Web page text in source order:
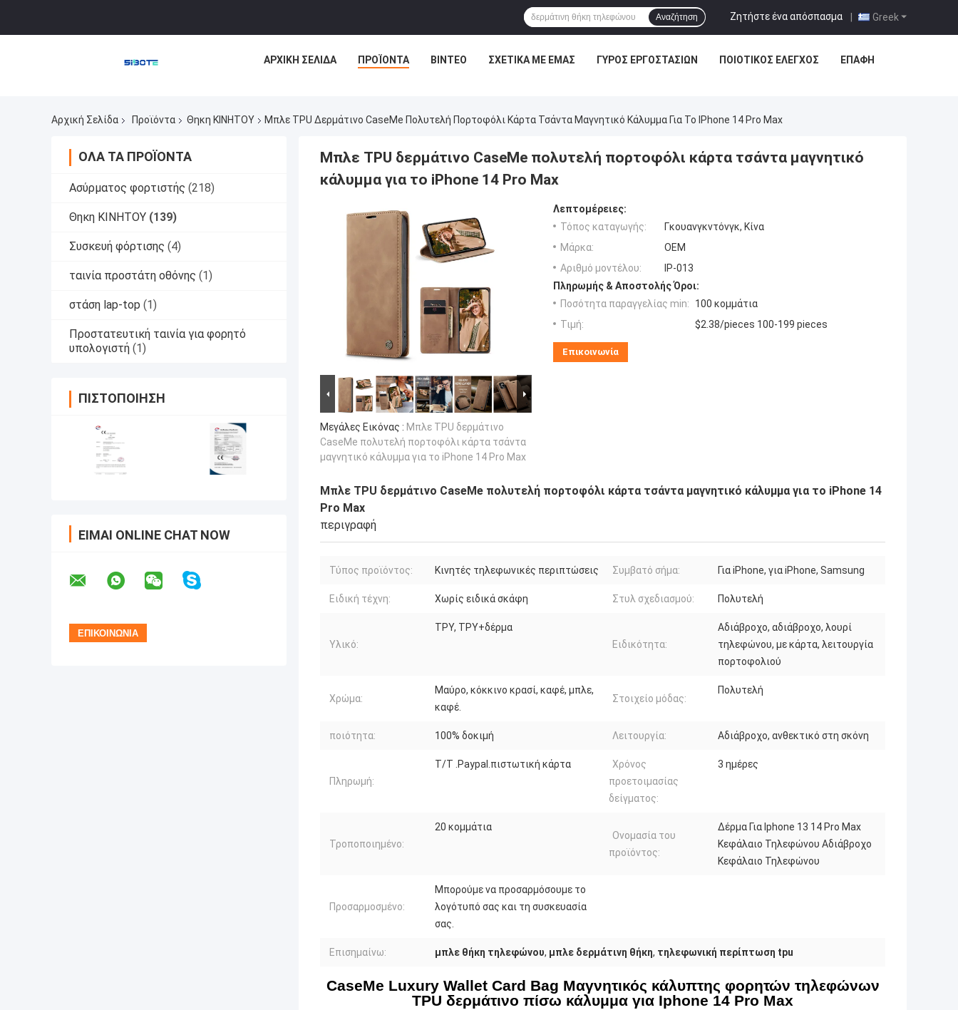
Greek
Ζητήστε ένα απόσπασμα |
Αναζήτηση
ΑΡΧΙΚΉ ΣΕΛΊΔΑ ΠΡΟΪΌΝΤΑ ΒΊΝΤΕΟ ΣΧΕΤΙΚΆ ΜΕ ΕΜΆΣ ΓΎΡΟΣ ΕΡΓΟΣΤΑΣΊΩΝ ΠΟΙΟΤΙΚΌΣ ΈΛΕΓΧΟΣ ΕΠΑΦΉ
Αρχική Σελίδα Προϊόντα Θηκη ΚΙΝΗΤΟΥ Μπλε TPU Δερμάτινο CaseMe Πολυτελή Πορτοφόλι Κάρτα Τσάντα Μαγνητικό Κάλυμμα Για Το IPhone 14 Pro Max
ΌΛΑ ΤΑ ΠΡΟΪΌΝΤΑ
Ασύρματος φορτιστής (218)
Θηκη ΚΙΝΗΤΟΥ (139)
Συσκευή φόρτισης (4)
ταινία προστάτη οθόνης (1)
στάση lap-top (1)
Προστατευτική ταινία για φορητό
υπολογιστή (1)
ΠΙΣΤΟΠΟΊΗΣΗ
ΕΊΜΑΙ ONLINE CHAT NOW
Μπλε TPU δερμάτινο CaseMe πολυτελή πορτοφόλι κάρτα τσάντα μαγνητικό
κάλυμμα για το iPhone 14 Pro Max
Μεγάλες Εικόνας : Μπλε TPU δερμάτινο
CaseMe πολυτελή πορτοφόλι κάρτα τσάντα
μαγνητικό κάλυμμα για το iPhone 14 Pro Max
Λεπτομέρειες:
Τόπος καταγωγής:
Γκουανγκντόνγκ, Κίνα
Μάρκα:
OEM
Αριθμό μοντέλου:
IP-013
Πληρωμής & Αποστολής Όροι:
Ποσότητα παραγγελίας min:
100 κομμάτια
Τιμή:
$2.38/pieces 100-199 pieces
Επικοινωνία
Μπλε TPU δερμάτινο CaseMe πολυτελή πορτοφόλι κάρτα τσάντα μαγνητικό κάλυμμα για το iPhone 14
Pro Max
περιγραφή
Τύπος προϊόντος: Κινητές τηλεφωνικές περιπτώσεις Συμβατό σήμα: Για iPhone, για iPhone, Samsung
Ειδική τέχνη: Χωρίς ειδικά σκάφη Στυλ σχεδιασμού: Πολυτελή
Υλικό:
ΤΡΥ, ΤΡΥ+δέρμα
Ειδικότητα:
Αδιάβροχο, αδιάβροχο, λουρί
τηλεφώνου, με κάρτα, λειτουργία
πορτοφολιού
Χρώμα:
Μαύρο, κόκκινο κρασί, καφέ, μπλε,
καφέ.
Στοιχείο μόδας:
Πολυτελή
ποιότητα: 100% δοκιμή Λειτουργία: Αδιάβροχο, ανθεκτικό στη σκόνη
Πληρωμή:
T/T .Paypal.πιστωτική κάρτα
Χρόνος
προετοιμασίας
δείγματος:
3 ημέρες
Τροποποιημένο:
20 κομμάτια
Ονομασία του
προϊόντος:
Δέρμα Για Iphone 13 14 Pro Max
Κεφάλαιο Τηλεφώνου Αδιάβροχο
Κεφάλαιο Τηλεφώνου
Προσαρμοσμένο:
Μπορούμε να προσαρμόσουμε το
λογότυπό σας και τη συσκευασία
σας.
Επισημαίνω: μπλε θήκη τηλεφώνου, μπλε δερμάτινη θήκη, τηλεφωνική περίπτωση tpu
CaseMe Luxury Wallet Card Bag Μαγνητικός κάλυπτης φορητών τηλεφώνων
TPU δερμάτινο πίσω κάλυμμα για Iphone 14 Pro Max